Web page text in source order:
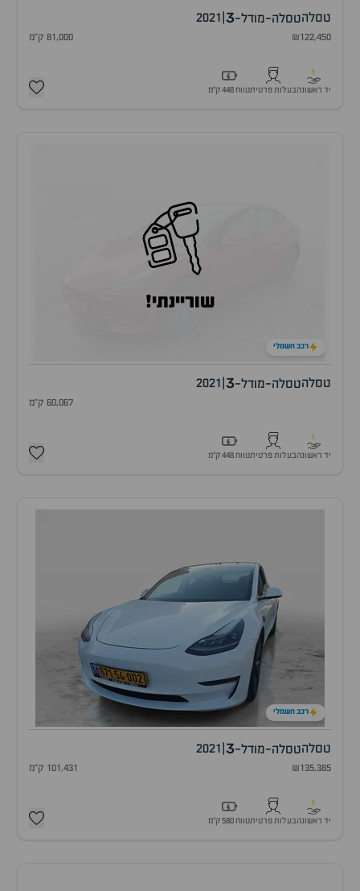
טסלהטסלה-מודל-3
2021
₪122,450 81,000 ק"מ
1
יד ראשונהבעלות פרטיתטווח 448 ק״מ
שוריינתי!
רכב חשמלי
טסלהטסלה-מודל-3
2021
60,067 ק"מ
1
יד ראשונהבעלות פרטיתטווח 448 ק״מ
רכב חשמלי
טסלהטסלה-מודל-3
2021
₪135,385 101,431 ק"מ
1
יד ראשונהבעלות פרטיתטווח 580 ק״מ